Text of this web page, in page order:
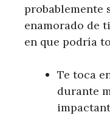
probablemente
enamorado de
en que podría
Te toca
durante